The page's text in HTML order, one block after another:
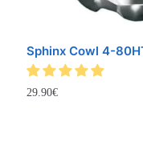
Sphinx Cowl 4-
29.90€